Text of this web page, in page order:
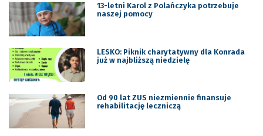
13-letni Karol z Polańczyka potrzebuje
naszej pomocy
LESKO: Piknik charytatywny dla Konrada
już w najbliższą niedzielę
Od 90 lat ZUS niezmiennie finansuje
rehabilitację leczniczą